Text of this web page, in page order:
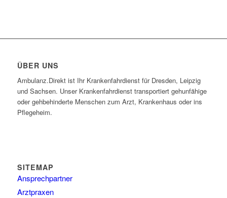
ÜBER UNS
Ambulanz.Direkt ist Ihr Krankenfahrdienst für Dresden, Leipzig
und Sachsen. Unser Krankenfahrdienst transportiert gehunfähige
oder gehbehinderte Menschen zum Arzt, Krankenhaus oder ins
Pflegeheim.
SITEMAP
Ansprechpartner
Arztpraxen